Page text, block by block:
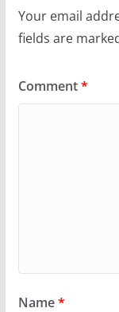
Your email
fields are
Comment*
Name*